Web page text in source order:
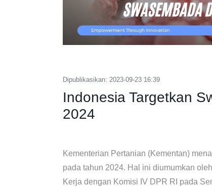
Dipublikasikan: 2023-09-23 16:39
Indonesia Targetkan
2024
Kementerian Pertanian (Kementan)
pada tahun 2024. Hal ini diumumkan
Kerja dengan Komisi IV DPR RI pada